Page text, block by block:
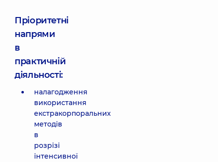
Пріоритетні
напрями
в
практичній
діяльності:
налагодження
використання
екстракорпоральних
методів
в
розрізі
інтенсивної